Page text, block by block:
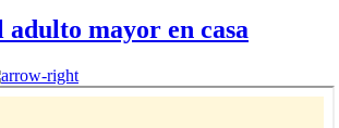
adulto mayor en casa